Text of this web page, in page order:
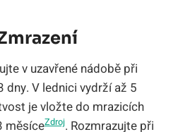
v uzavřené nádobě při
V lednici vydrží až 5
je vložte do mrazicích
měsíceZdroj. Rozmrazujte při